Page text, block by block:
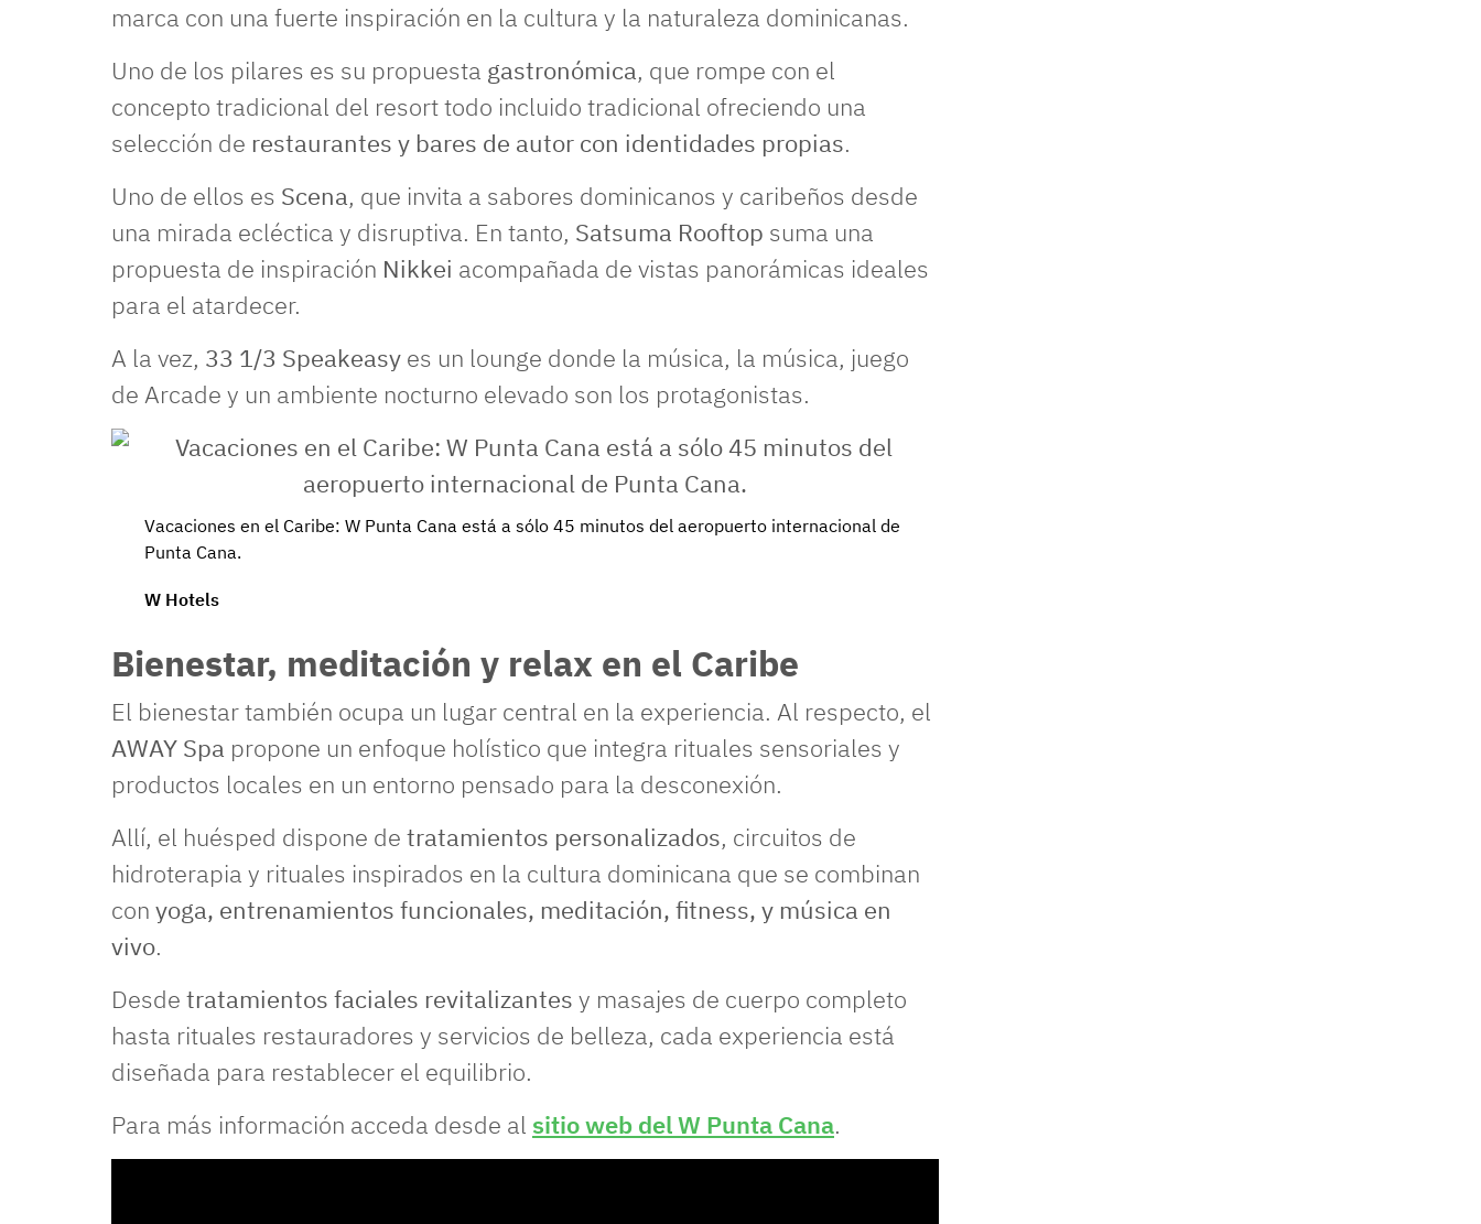
marca con una fuerte inspiración en la cultura y la naturaleza dominicanas.
Uno de los pilares es su propuesta gastronómica, que rompe con el
concepto tradicional del resort todo incluido tradicional ofreciendo una
selección de restaurantes y bares de autor con identidades propias.
Uno de ellos es Scena, que invita a sabores dominicanos y caribeños desde
una mirada ecléctica y disruptiva. En tanto, Satsuma Rooftop suma una
propuesta de inspiración Nikkei acompañada de vistas panorámicas ideales
para el atardecer.
A la vez, 33 1/3 Speakeasy es un lounge donde la música, la música, juego
de Arcade y un ambiente nocturno elevado son los protagonistas.
Vacaciones en el Caribe: W Punta Cana está a sólo 45 minutos del aeropuerto internacional de
Punta Cana.
W Hotels
Bienestar, meditación y relax en el Caribe
El bienestar también ocupa un lugar central en la experiencia. Al respecto, el
AWAY Spa propone un enfoque holístico que integra rituales sensoriales y
productos locales en un entorno pensado para la desconexión.
Allí, el huésped dispone de tratamientos personalizados, circuitos de
hidroterapia y rituales inspirados en la cultura dominicana que se combinan
con yoga, entrenamientos funcionales, meditación, fitness, y música en
vivo.
Desde tratamientos faciales revitalizantes y masajes de cuerpo completo
hasta rituales restauradores y servicios de belleza, cada experiencia está
diseñada para restablecer el equilibrio.
Para más información acceda desde al sitio web del W Punta Cana.